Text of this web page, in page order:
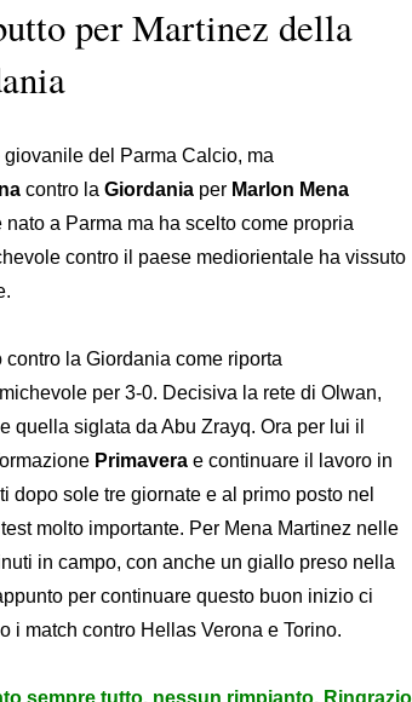
per Martinez della
del Parma Calcio, ma
contro la Giordania per Marlon Mena
a Parma ma ha scelto come propria
contro il paese mediorientale ha vissuto
la Giordania come riporta
per 3-0. Decisiva la rete di Olwan,
quella siglata da Abu Zrayq. Ora per lui il
Primavera e continuare il lavoro in
dopo sole tre giornate e al primo posto nel
molto importante. Per Mena Martinez nelle
in campo, con anche un giallo preso nella
per continuare questo buon inizio ci
i match contro Hellas Verona e Torino.
sempre tutto, nessun rimpianto. Ringrazio